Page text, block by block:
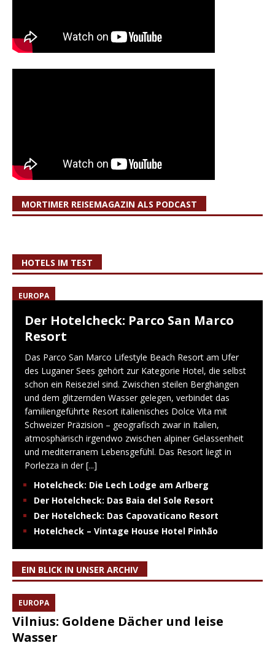
MORTIMER REISEMAGAZIN ALS PODCAST
HOTELS IM TEST
EUROPA
Der Hotelcheck: Parco San Marco
Resort
Das Parco San Marco Lifestyle Beach Resort am Ufer
des Luganer Sees gehört zur Kategorie Hotel, die selbst
schon ein Reiseziel sind. Zwischen steilen Berghängen
und dem glitzernden Wasser gelegen, verbindet das
familiengeführte Resort italienisches Dolce Vita mit
Schweizer Präzision – geografisch zwar in Italien,
atmosphärisch irgendwo zwischen alpiner Gelassenheit
und mediterranem Lebensgefühl. Das Resort liegt in
Porlezza in der[...]
Hotelcheck: Die Lech Lodge am Arlberg
Der Hotelcheck: Das Baia del Sole Resort
Der Hotelcheck: Das Capovaticano Resort
Hotelcheck – Vintage House Hotel Pinhão
EIN BLICK IN UNSER ARCHIV
EUROPA
Vilnius: Goldene Dächer und leise
Wasser